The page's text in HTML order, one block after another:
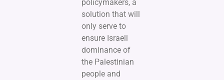
policymakers, a
solution that will
only serve to
ensure Israeli
dominance of
the Palestinian
people and